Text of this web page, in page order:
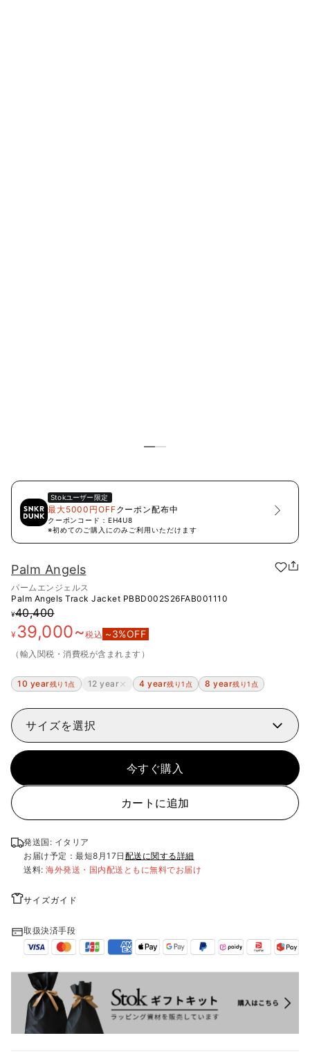
Stokユーザー限定
最大5000円OFFクーポン配布中
クーポンコード： EH4U8
※初めてのご購入にのみご利用いただけます
Palm Angels
パームエンジェルス
Palm Angels Track Jacket PBBD002S26FAB001110
¥40,400
¥ 39,000~税込 ~3%OFF
（輸入関税・消費税が含まれます）
10 year残り1点 12 year 4 year残り1点 8 year残り1点
サイズを選択
今すぐ購入
カートに追加
発送国: イタリア
お届け予定：最短8月17日 配送に関する詳細
送料: 海外発送・国内配送ともに無料でお届け
サイズガイド
取扱決済手段